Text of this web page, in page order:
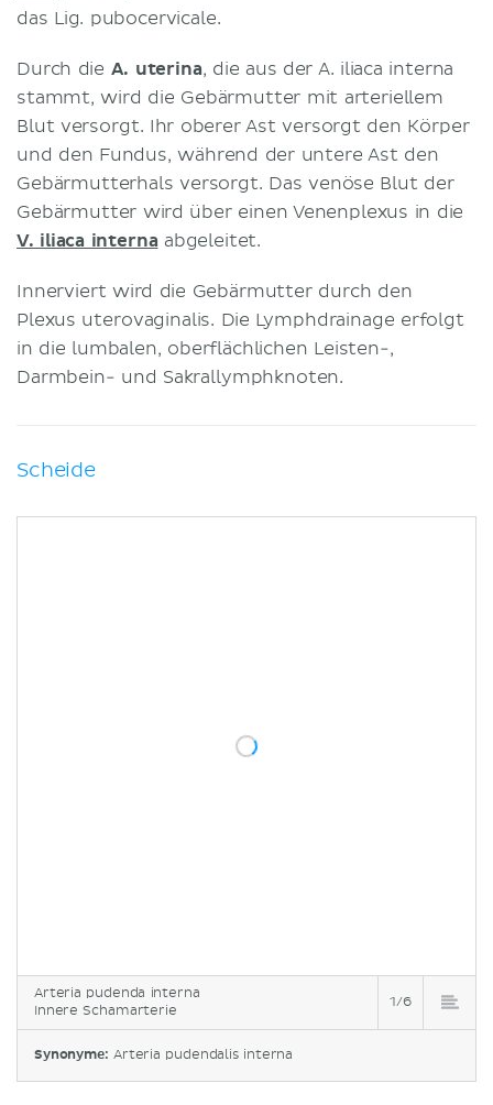
das Lig. pubocervicale.
Durch die A. uterina, die aus der A. iliaca interna
stammt, wird die Gebärmutter mit arteriellem
Blut versorgt. Ihr oberer Ast versorgt den Körper
und den Fundus, während der untere Ast den
Gebärmutterhals versorgt. Das venöse Blut der
Gebärmutter wird über einen Venenplexus in die
V. iliaca interna abgeleitet.
Innerviert wird die Gebärmutter durch den
Plexus uterovaginalis. Die Lymphdrainage erfolgt
in die lumbalen, oberflächlichen Leisten-,
Darmbein- und Sakrallymphknoten.
Scheide
Arteria pudenda interna
Innere Schamarterie
1/6
Synonyme: Arteria pudendalis interna